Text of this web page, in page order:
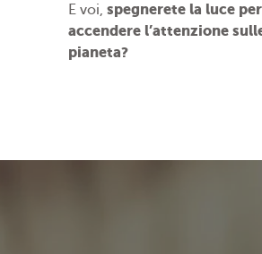
E voi, spegnerete la luce per
accendere l’attenzione
pianeta?